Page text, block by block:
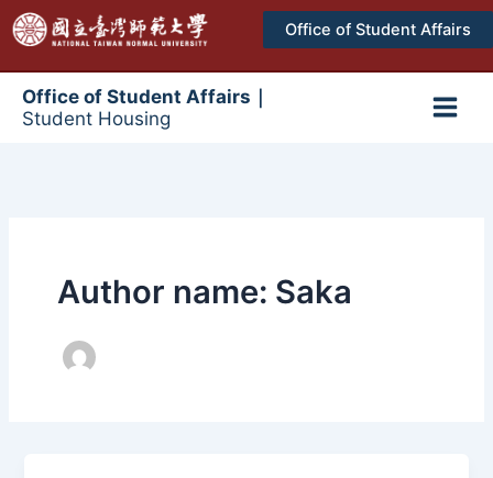
至
Office of Student Affairs
Office of Student Affairs｜
Student Housing
Author name: Saka